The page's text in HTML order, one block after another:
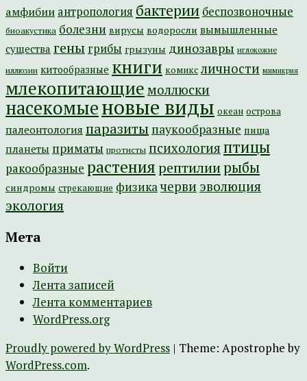
амфибии антропология бактерии беспозвоночные
биоакустика болезни вирусы водоросли вымышленные
существа гены грибы грызуны динозавры иглокожие
иллюзии китообразные книги комикс личности мимикрия
млекопитающие моллюски
насекомыеновые виды океан острова
палеонтология паразиты паукообразные пища
планеты приматы протисты психология птицы
ракообразные растениярептилиирыбы
синдромы стрекающие физикачерви эволюция
экология
Мета
Войти
Лента записей
Лента комментариев
WordPress.org
Proudly powered by WordPress | Theme: Apostrophe by
WordPress.com.